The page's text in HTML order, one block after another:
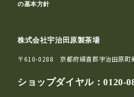
の基本方針
株式会社宇治田原製茶場
〒610-0288 京都府綴喜郡宇治田原町
ショップダイヤル：0120-